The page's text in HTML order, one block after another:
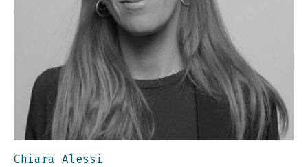
Chiara Alessi